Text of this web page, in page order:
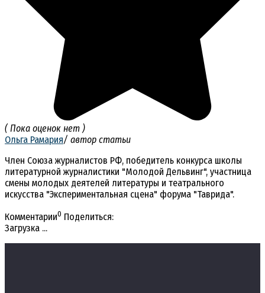
( Пока оценок нет )
Ольга Рамария/ автор статьи
Член Союза журналистов РФ, победитель конкурса школы
литературной журналистики "Молодой Дельвинг", участница
смены молодых деятелей литературы и театрального
искусства "Экспериментальная сцена" форума "Таврида".
Комментарии0 Поделиться:
Загрузка ...